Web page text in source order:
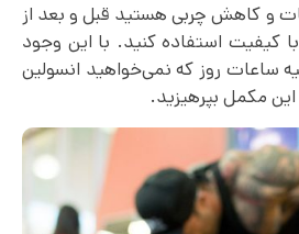
و کاهش چربی هستید قبل و بعد از
تمرین از مکمل BCAA با کیفیت استفاده کنید. با این وجود
ساعات روز که نمی‌خواهید انسولین
مکمل بپرهیزید.